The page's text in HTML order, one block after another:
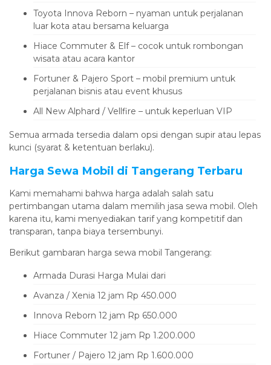
Toyota Innova Reborn – nyaman untuk perjalanan
luar kota atau bersama keluarga
Hiace Commuter & Elf – cocok untuk rombongan
wisata atau acara kantor
Fortuner & Pajero Sport – mobil premium untuk
perjalanan bisnis atau event khusus
All New Alphard / Vellfire – untuk keperluan VIP
Semua armada tersedia dalam opsi dengan supir atau lepas
kunci (syarat & ketentuan berlaku).
Harga Sewa Mobil di Tangerang Terbaru
Kami memahami bahwa harga adalah salah satu
pertimbangan utama dalam memilih jasa sewa mobil. Oleh
karena itu, kami menyediakan tarif yang kompetitif dan
transparan, tanpa biaya tersembunyi.
Berikut gambaran harga sewa mobil Tangerang:
Armada Durasi Harga Mulai dari
Avanza / Xenia 12 jam Rp 450.000
Innova Reborn 12 jam Rp 650.000
Hiace Commuter 12 jam Rp 1.200.000
Fortuner / Pajero 12 jam Rp 1.600.000